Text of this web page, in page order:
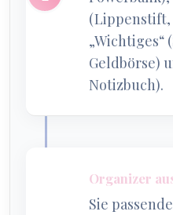
(Lippenstift,
„Wichtiges“
Geldbörse)
Notizbuch).
Organizer
Sie